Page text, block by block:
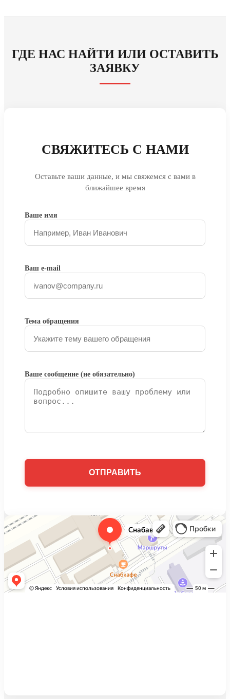
ГДЕ НАС НАЙТИ ИЛИ ОСТАВИТЬ
ЗАЯВКУ
СВЯЖИТЕСЬ С НАМИ
Оставьте ваши данные, и мы свяжемся с вами в
ближайшее время
Ваше имя
Ваш e-mail
Тема обращения
Ваше сообщение (не обязательно)